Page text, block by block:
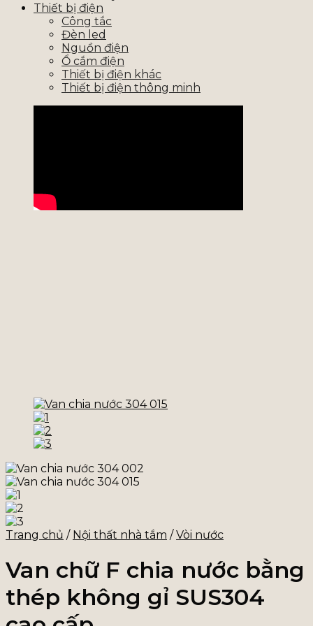
Thiết bị điện
Công tắc
Đèn led
Nguồn điện
Ổ cắm điện
Thiết bị điện khác
Thiết bị điện thông minh
Trang chủ / Nội thất nhà tắm / Vòi nước
Van chữ F chia nước bằng
thép không gỉ SUS304